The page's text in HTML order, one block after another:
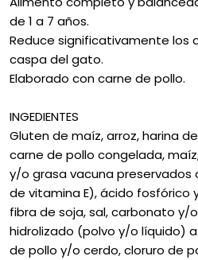
de 1 a 7 años.
Reduce significativamente los
caspa del gato.
Elaborado con carne de pollo.
INGEDIENTES
Gluten de maíz, arroz, harina
carne de pollo congelada,
y/o grasa vacuna
de vitamina E), ácido fosfórico
fibra de soja, sal, carbonato y/
hidrolizado (polvo y/o líquido)
de pollo y/o cerdo, cloruro de